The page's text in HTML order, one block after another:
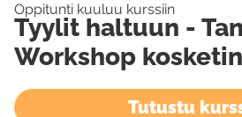
Oppitunti kuuluu kurssiin
Tyylit haltuun -
Workshop
Tutustu